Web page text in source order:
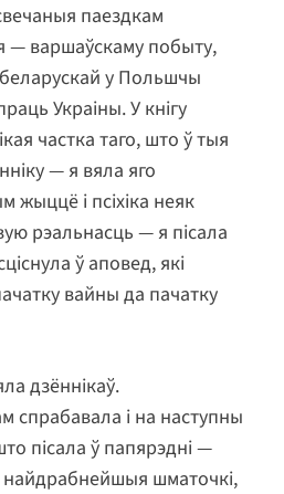
паездкам
— варшаўскаму побыту,
у Польшчы
Украіны. У кнігу
частка таго, што ў тыя
— я вяла яго
і псіхіка неяк
рэальнасць — я пісала
ў аповед, які
вайны да пачатку
дзённікаў.
спрабавала і на наступны
пісала ў папярэдні —
найдрабнейшыя шматочкі,